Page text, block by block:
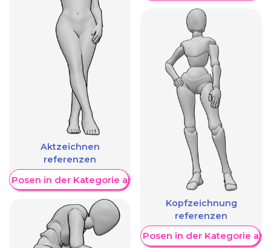
Aktzeichnen
referenzen
Posen in der Kategorie anzeigen
Kopfzeichnung
referenzen
Weitere Posen in der Kategorie